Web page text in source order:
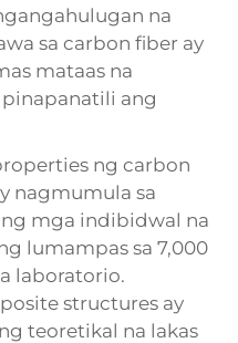
na
sa carbon fiber ay
mataas na
ang
ng carbon
nagmumula sa
mga indibidwal na
lumampas sa 7,000
laboratorio.
structures ay
teoretikal na lakas